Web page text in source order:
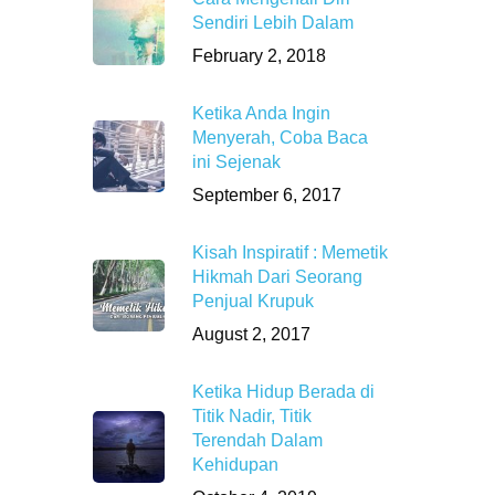
Sendiri Lebih Dalam
February 2, 2018
Ketika Anda Ingin
Menyerah, Coba Baca
ini Sejenak
September 6, 2017
Kisah Inspiratif : Memetik
Hikmah Dari Seorang
Penjual Krupuk
August 2, 2017
Ketika Hidup Berada di
Titik Nadir, Titik
Terendah Dalam
Kehidupan